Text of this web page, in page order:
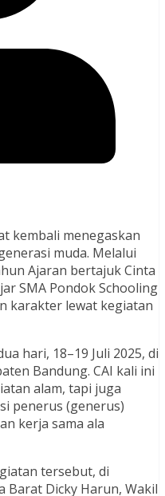
kembali menegaskan
muda. Melalui
Ajaran bertajuk Cinta
SMA Pondok Schooling
karakter lewat kegiatan
hari, 18–19 Juli 2025, di
Bandung. CAI kali ini
alam, tapi juga
penerus (generus)
kerja sama ala
tersebut, di
Barat Dicky Harun, Wakil